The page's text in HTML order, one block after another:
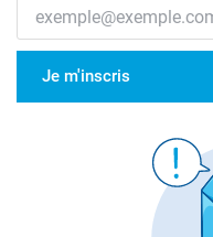
Je m'inscris